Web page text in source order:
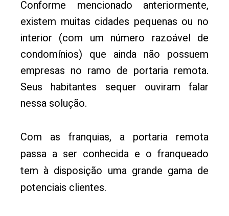
Conforme mencionado anteriormente,
existem muitas cidades pequenas ou no
interior (com um número razoável de
condomínios) que ainda não possuem
empresas no ramo de portaria remota.
Seus habitantes sequer ouviram falar
nessa solução.
Com as franquias, a portaria remota
passa a ser conhecida e o franqueado
tem à disposição uma grande gama de
potenciais clientes.